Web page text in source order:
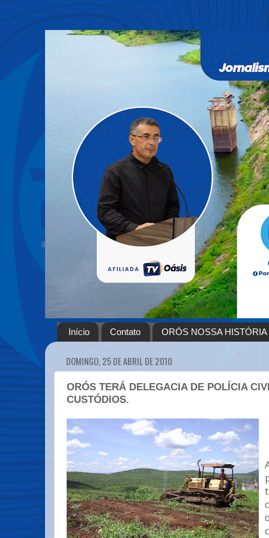
Início Contato ORÓS NOSSA HISTÓRIA
DOMINGO, 25 DE ABRIL DE 2010
ORÓS TERÁ DELEGACIA DE POLÍCIA
CUSTÓDIOS.